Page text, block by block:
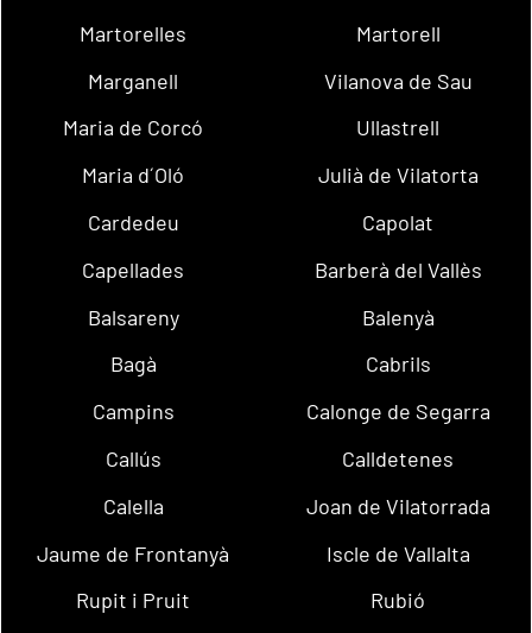
Martorelles
Martorell
Marganell
Vilanova de Sau
Maria de Corcó
Ullastrell
Maria d´Oló
Julià de Vilatorta
Cardedeu
Capolat
Capellades
Barberà del Vallès
Balsareny
Balenyà
Bagà
Cabrils
Campins
Calonge de Segarra
Callús
Calldetenes
Calella
Joan de Vilatorrada
Jaume de Frontanyà
Iscle de Vallalta
Rupit i Pruit
Rubió